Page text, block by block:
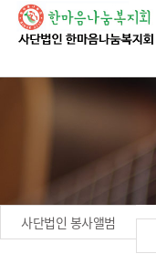
사단법인 봉사앨범